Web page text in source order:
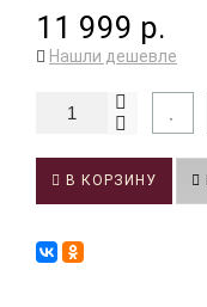
11 999 р.
Нашли дешевле
В КОРЗИНУ